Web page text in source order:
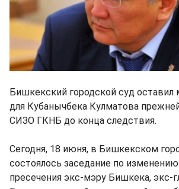
Бишкекский городской суд оставил
для Кубанычбека Кулматова
СИЗО ГКНБ до конца следствия.
Сегодня, 18 июня, в Бишкекском
состоялось заседание по
пресечения экс-мэру Бишкека, экс-